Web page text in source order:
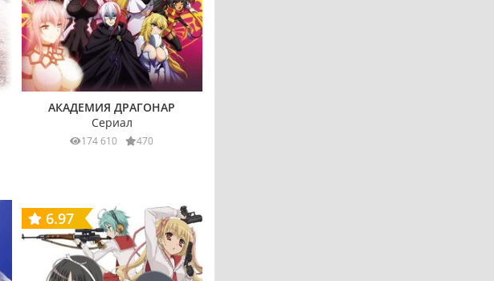
АКАДЕМИЯ ДРАГОНАР
Сериал
174 610 470
6.97